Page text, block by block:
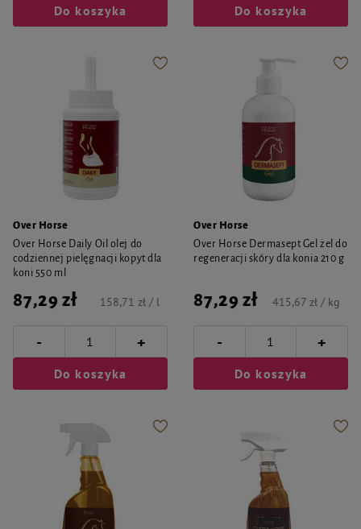
Do koszyka Do koszyka
Over Horse
Over Horse Daily Oil olej do
codziennej pielęgnacji kopyt dla
koni 550 ml
87,29 zł 158,71 zł / l
- +
Do koszyka
Over Horse
Over Horse Dermasept Gel żel do
regeneracji skóry dla konia 210 g
87,29 zł 415,67 zł / kg
- +
Do koszyka